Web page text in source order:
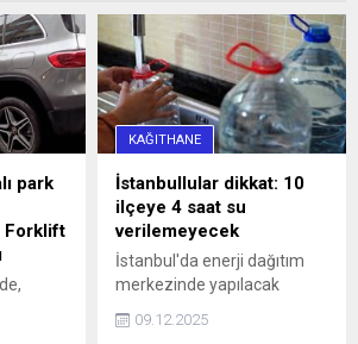
park
Forklift
SS
KAĞITHANE
İstanbullular dikkat: 10
ilçeye 4 saat su
verilemeyecek
İstanbul'da enerji dağıtım
merkezinde yapılacak
10 ilçeye 4 saat su
09.12.2025